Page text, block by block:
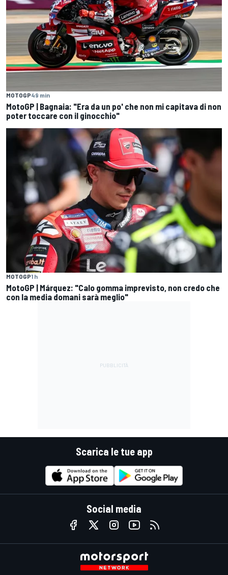
MOTOGP49 min
MotoGP | Bagnaia: "Era da un po' che non mi capitava di non
poter toccare con il ginocchio"
MOTOGP1 h
MotoGP | Márquez: "Calo gomma imprevisto, non credo che
con la media domani sarà meglio"
Scarica le tue app
Social media